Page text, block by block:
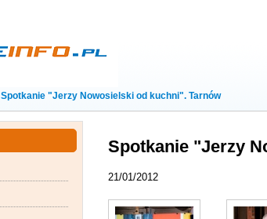
Spotkanie "Jerzy Nowosielski od kuchni". Tarnów
Spotkanie "Jerzy
21/01/2012